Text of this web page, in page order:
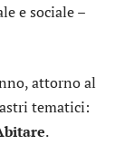
e sociale –
attorno al
tematici:
.